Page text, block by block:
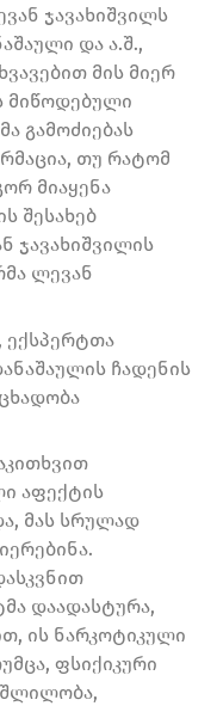
ჯავახიშვილს
და ა.შ.,
მის მიერ
მიწოდებული
გამოძიებას
თუ რატომ
მიაყენა
შესახებ
ჯავახიშვილის
ლევან
ექსპერტთა
ჩადენის
აფექტის
მას სრულად
დაადასტურა,
ის ნარკოტიკული
ფსიქიკური